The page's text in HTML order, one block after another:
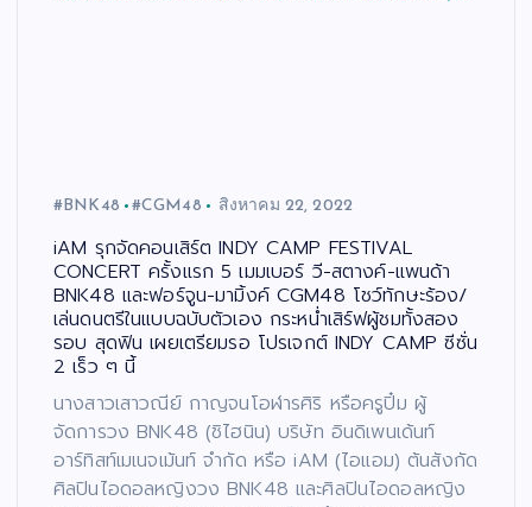
#BNK48 #CGM48 สิงหาคม 22, 2022
iAM รุกจัดคอนเสิร์ต INDY CAMP FESTIVAL
CONCERT ครั้งแรก 5 เมมเบอร์ วี-สตางค์-แพนด้า
BNK48 และฟอร์จูน-มามิ้งค์ CGM48 โชว์ทักษะร้อง/
เล่นดนตรีในแบบฉบับตัวเอง กระหน่ำเสิร์ฟผู้ชมทั้งสอง
รอบ สุดฟิน เผยเตรียมรอ โปรเจกต์ INDY CAMP ซีซั่น
2 เร็ว ๆ นี้
นางสาวเสาวณีย์ กาญจนโอฬารศิริ หรือครูปิ๋ม ผู้
จัดการวง BNK48 (ชิไฮนิน) บริษัท อินดิเพนเด้นท์
อาร์ทิสท์เมเนจเม้นท์ จำกัด หรือ iAM (ไอแอม) ต้นสังกัด
ศิลปินไอดอลหญิงวง BNK48 และศิลปินไอดอลหญิง